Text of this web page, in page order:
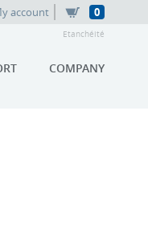
account 0
Etanchéité
COMPANY